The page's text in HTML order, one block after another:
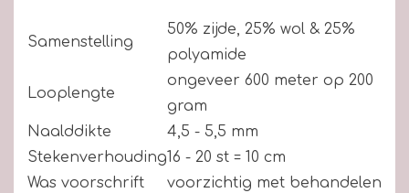
Samenstelling
50% zijde, 25% wol & 25%
polyamide
Looplengte
ongeveer 600 meter op 200
gram
Naalddikte
4,5 - 5,5 mm
Stekenverhouding16 - 20 st = 10 cm
Was voorschrift
voorzichtig met behandelen